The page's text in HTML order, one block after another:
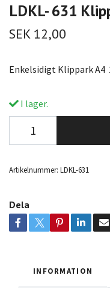
LDKL- 631
SEK 12,00
Enkelsidigt Klippark A4
I lager.
Artikelnummer: LDKL-631
Dela
INFORMATION